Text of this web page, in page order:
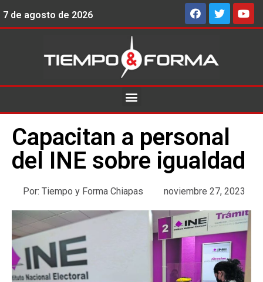
7 de agosto de 2026
Capacitan a personal
del INE sobre igualdad
Por: Tiempo y Forma Chiapas noviembre 27, 2023